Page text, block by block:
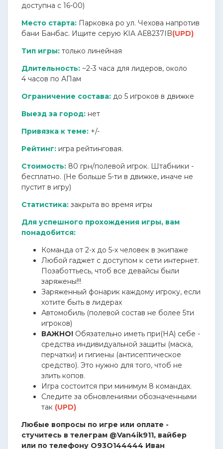
доступна с 16-00)
Место старта: Парковка ро ул. Чехова напротив
бани Банбас. Ищите серую KIA АЕ8237IB(UPD)
Тип игры: только линейная
Длительность: ~2-3 часа для лидеров, около
4 часов по АПам
Ограничение состава: до 5 игроков в движке
Выезд за город: нет
Привязка к теме: +/-
Рейтинг: игра рейтинговая.
Стоимость: 80 грн/полевой игрок. Штабники -
бесплатно. (Не больше 5-ти в движке, иначе не
пустит в игру)
Статистика: закрыта во время игры
Для успешного прохождения игры, вам
понадобится:
Команда от 2-х до 5-х человек в экипаже
Любой гаджет с доступом к сети интернет.
Позаботтьесь, чтоб все девайсы были
заряжены!!!
Заряженный фонарик каждому игроку, если
хотите быть в лидерах
Автомобиль (полевой состав не более 5ти
игроков)
ВАЖНО! Обязательно иметь при(НА) себе -
средства индивидуальной защиты (маска,
перчатки) и гигиены (антисептическое
средство). Это нужно для того, чтоб не
злить копов.
Игра состоится при минимум 8 командах.
Следите за обновлениями обозначенными
так (UPD)
Любые вопросы по игре или оплате -
стучитесь в телеграм @Van4ik911, вайбер
или по телефону О93О144444 Иван